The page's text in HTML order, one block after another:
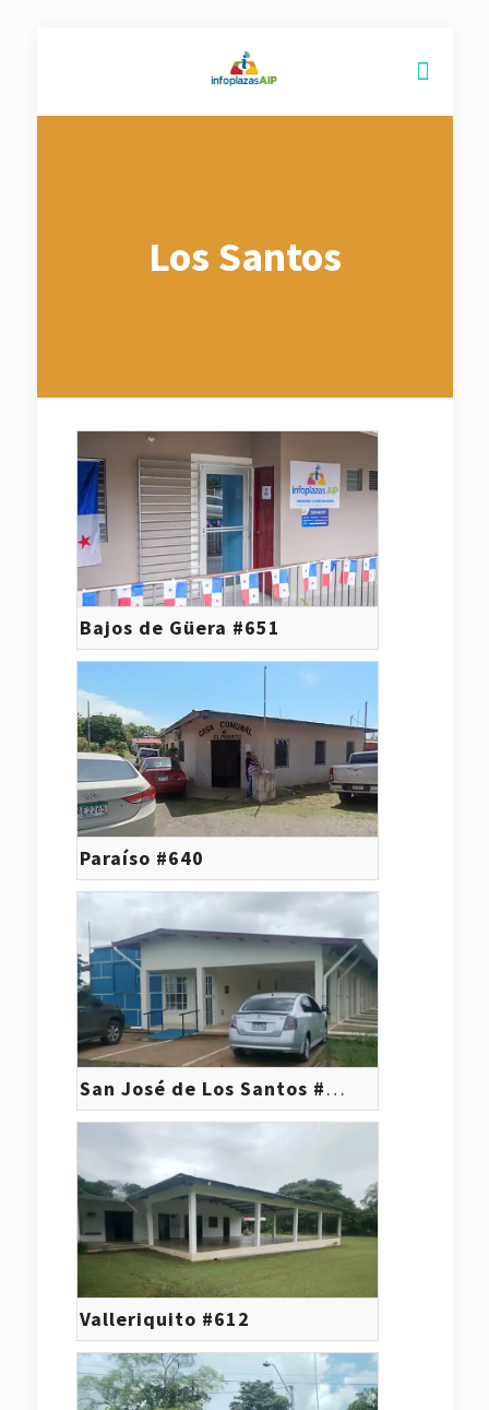
Los Santos
Bajos de Güera #651
Paraíso #640
San José de Los Santos #619
Valleriquito #612